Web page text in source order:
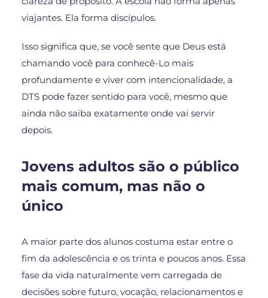
viajantes. Ela forma discípulos.
Isso significa que, se você sente que Deus está
chamando você para conhecê-Lo mais
profundamente e viver com intencionalidade, a
DTS pode fazer sentido para você, mesmo que
ainda não saiba exatamente onde vai servir
depois.
Jovens adultos são o público
mais comum, mas não o
único
A maior parte dos alunos costuma estar entre o
fim da adolescência e os trinta e poucos anos. Essa
fase da vida naturalmente vem carregada de
decisões sobre futuro, vocação, relacionamentos e